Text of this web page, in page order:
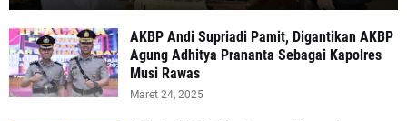
AKBP Andi Supriadi Pamit, Digantikan AKBP
Agung Adhitya Prananta Sebagai Kapolres
Musi Rawas
Maret 24, 2025